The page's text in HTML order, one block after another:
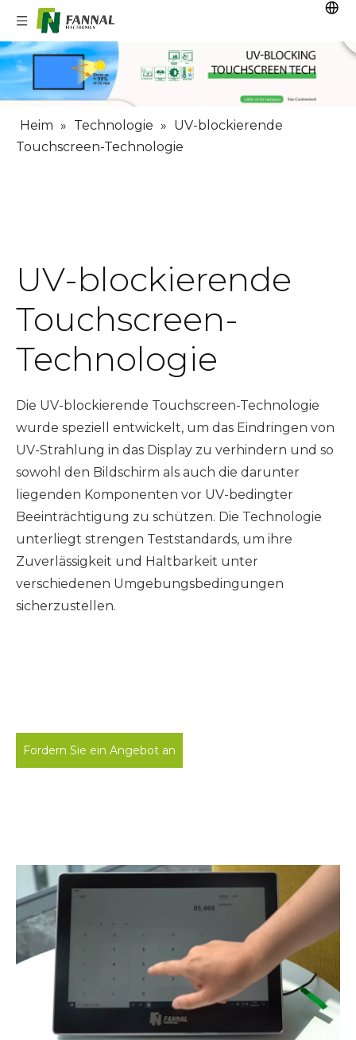
Heim » Technologie » UV-blockierende
Touchscreen-Technologie
UV-blockierende
Touchscreen-
Technologie
Die UV-blockierende Touchscreen-Technologie
wurde speziell entwickelt, um das Eindringen von
UV-Strahlung in das Display zu verhindern und so
sowohl den Bildschirm als auch die darunter
liegenden Komponenten vor UV-bedingter
Beeinträchtigung zu schützen. Die Technologie
unterliegt strengen Teststandards, um ihre
Zuverlässigkeit und Haltbarkeit unter
verschiedenen Umgebungsbedingungen
sicherzustellen.
Fordern Sie ein Angebot an